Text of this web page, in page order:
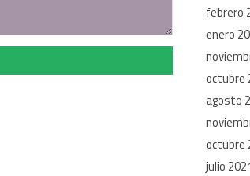
febrero
enero
octubre
agosto
octubre
julio